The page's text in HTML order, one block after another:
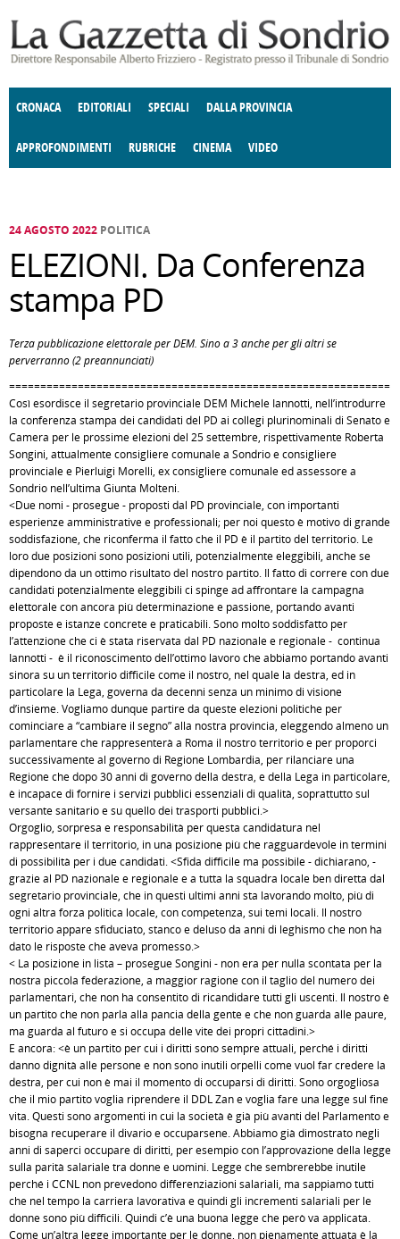
CRONACA EDITORIALI SPECIALI DALLA PROVINCIA
APPROFONDIMENTI
E SPETTACOLI POLITICA
RUBRICHE
DELLE IDEE FATTI DELLO SPIRITO
CINEMA VIDEO
24 AGOSTO 2022 POLITICA
ELEZIONI. Da Conferenza
stampa PD
Terza pubblicazione elettorale per DEM. Sino a 3 anche per gli altri se
perverranno (2 preannunciati)
=============================================================
Così esordisce il segretario provinciale DEM Michele Iannotti, nell’introdurre
la conferenza stampa dei candidati del PD ai collegi plurinominali di Senato e
Camera per le prossime elezioni del 25 settembre, rispettivamente Roberta
Songini, attualmente consigliere comunale a Sondrio e consigliere
provinciale e Pierluigi Morelli, ex consigliere comunale ed assessore a
Sondrio nell’ultima Giunta Molteni.
<Due nomi - prosegue - proposti dal PD provinciale, con importanti
esperienze amministrative e professionali; per noi questo è motivo di grande
soddisfazione, che riconferma il fatto che il PD è il partito del territorio. Le
loro due posizioni sono posizioni utili, potenzialmente eleggibili, anche se
dipendono da un ottimo risultato del nostro partito. Il fatto di correre con due
candidati potenzialmente eleggibili ci spinge ad affrontare la campagna
elettorale con ancora più determinazione e passione, portando avanti
proposte e istanze concrete e praticabili. Sono molto soddisfatto per
l’attenzione che ci è stata riservata dal PD nazionale e regionale - continua
Iannotti - è il riconoscimento dell’ottimo lavoro che abbiamo portando avanti
sinora su un territorio difficile come il nostro, nel quale la destra, ed in
particolare la Lega, governa da decenni senza un minimo di visione
d’insieme. Vogliamo dunque partire da queste elezioni politiche per
cominciare a “cambiare il segno” alla nostra provincia, eleggendo almeno un
parlamentare che rappresenterà a Roma il nostro territorio e per proporci
successivamente al governo di Regione Lombardia, per rilanciare una
Regione che dopo 30 anni di governo della destra, e della Lega in particolare,
è incapace di fornire i servizi pubblici essenziali di qualità, soprattutto sul
versante sanitario e su quello dei trasporti pubblici.>
Orgoglio, sorpresa e responsabilità per questa candidatura nel
rappresentare il territorio, in una posizione più che ragguardevole in termini
di possibilità per i due candidati. <Sfida difficile ma possibile - dichiarano, -
grazie al PD nazionale e regionale e a tutta la squadra locale ben diretta dal
segretario provinciale, che in questi ultimi anni sta lavorando molto, più di
ogni altra forza politica locale, con competenza, sui temi locali. Il nostro
territorio appare sfiduciato, stanco e deluso da anni di leghismo che non ha
dato le risposte che aveva promesso.>
< La posizione in lista – prosegue Songini - non era per nulla scontata per la
nostra piccola federazione, a maggior ragione con il taglio del numero dei
parlamentari, che non ha consentito di ricandidare tutti gli uscenti. Il nostro è
un partito che non parla alla pancia della gente e che non guarda alle paure,
ma guarda al futuro e si occupa delle vite dei propri cittadini.>
E ancora: <è un partito per cui i diritti sono sempre attuali, perché i diritti
danno dignità alle persone e non sono inutili orpelli come vuol far credere la
destra, per cui non è mai il momento di occuparsi di diritti. Sono orgogliosa
che il mio partito voglia riprendere il DDL Zan e voglia fare una legge sul fine
vita. Questi sono argomenti in cui la società è già più avanti del Parlamento e
bisogna recuperare il divario e occuparsene. Abbiamo già dimostrato negli
anni di saperci occupare di diritti, per esempio con l’approvazione della legge
sulla parità salariale tra donne e uomini. Legge che sembrerebbe inutile
perché i CCNL non prevedono differenziazioni salariali, ma sappiamo tutti
che nel tempo la carriera lavorativa e quindi gli incrementi salariali per le
donne sono più difficili. Quindi c’è una buona legge che però va applicata.
Come un’altra legge importante per le donne, non pienamente attuata è la